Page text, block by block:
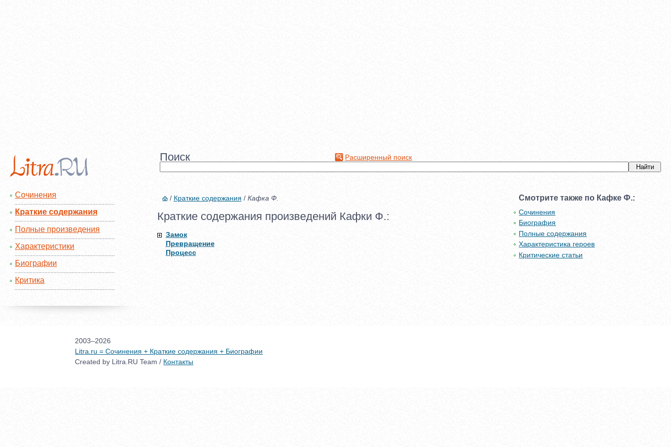
Поиск Расширенный поиск
Сочинения
Краткие содержания
Полные произведения
Характеристики
Биографии
Критика
/ Краткие содержания / Кафка Ф.
Краткие содержания произведений Кафки Ф.:
Замок
Превращение
Процесс
Смотрите также по Кафке Ф.:
Сочинения
Биография
Полные содержания
Характеристика героев
Критические статьи
2003–2026
Litra.ru = Сочинения + Краткие содержания + Биографии
Created by Litra.RU Team / Контакты